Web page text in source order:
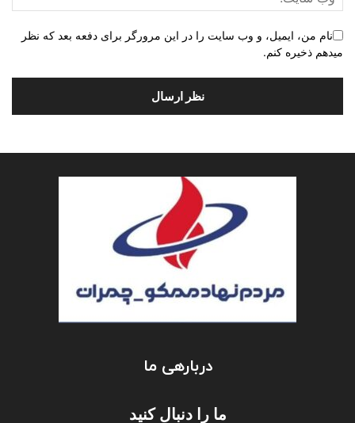
نام من، ایمیل، و وب سایت را در این مرورگر برای دفعه بعد که نظر
میدهم ذخیره کنم.
دربارهی ما
ما را دنبال کنید